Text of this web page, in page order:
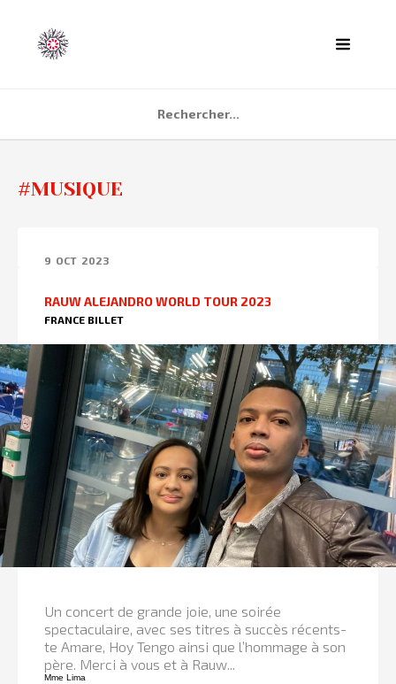
CONTACT
#MUSIQUE
9 OCT 2023
RAUW ALEJANDRO WORLD TOUR 2023
FRANCE BILLET
Un concert de grande joie, une soirée
spectaculaire, avec ses titres à succès récents-
te Amare, Hoy Tengo ainsi que l’hommage à son
père. Merci à vous et à Rauw...
Mme Lima